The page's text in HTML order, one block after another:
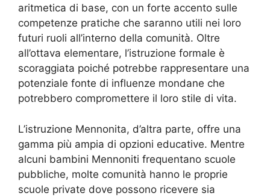
aritmetica di base, con un forte accento sulle
competenze pratiche che saranno utili nei loro
futuri ruoli all’interno della comunità. Oltre
all’ottava elementare, l’istruzione formale è
scoraggiata poiché potrebbe rappresentare una
potenziale fonte di influenze mondane che
potrebbero compromettere il loro stile di vita.
L’istruzione Mennonita, d’altra parte, offre una
gamma più ampia di opzioni educative. Mentre
alcuni bambini Mennoniti frequentano scuole
pubbliche, molte comunità hanno le proprie
scuole private dove possono ricevere sia